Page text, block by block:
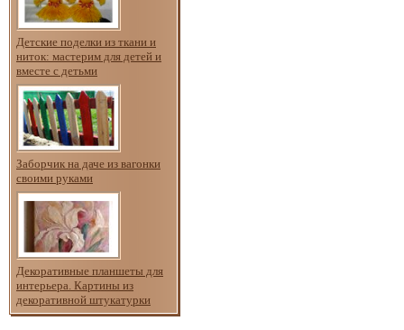
Детские поделки из ткани и
ниток: мастерим для детей и
вместе с детьми
Заборчик на даче из вагонки
своими руками
Декоративные планшеты для
интерьера. Картины из
декоративной штукатурки